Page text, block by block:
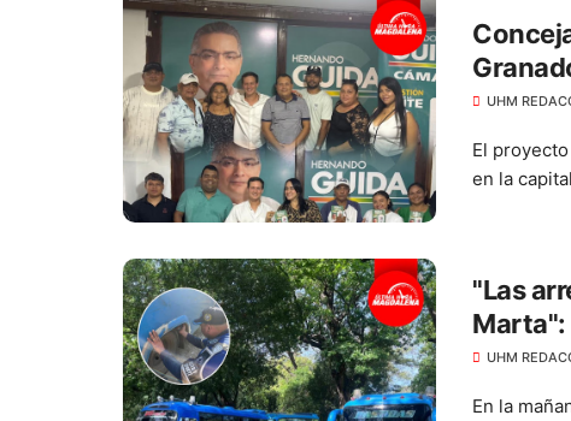
UHM
El
en la
"Las
Marta":
UHM
En la